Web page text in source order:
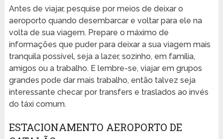
Antes de viajar, pesquise por meios de deixar o
aeroporto quando desembarcar e voltar para ele na
volta de sua viagem. Prepare o máximo de
informações que puder para deixar a sua viagem mais
tranquila possível, seja a lazer, sozinho, em família,
amigos ou a trabalho. E lembre-se, viajar em grupos
grandes pode dar mais trabalho, então talvez seja
interessante checar por transfers e traslados ao invés
do táxi comum.
ESTACIONAMENTO AEROPORTO DE